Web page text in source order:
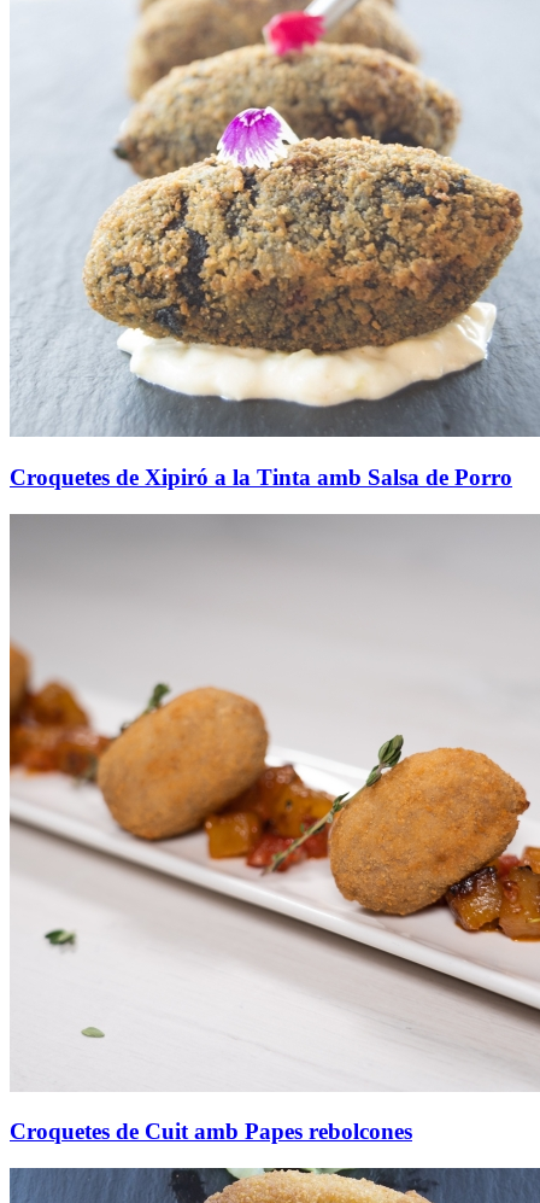
Croquetes de Xipiró a la Tinta amb Salsa de Porro
Croquetes de Cuit amb Papes rebolcones